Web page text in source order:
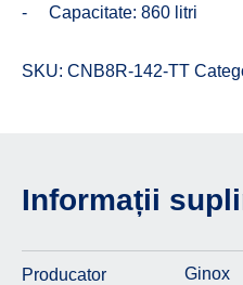
Capacitate: 860 litri
SKU: CNB8R-142-TT
Informații
Producator Ginox